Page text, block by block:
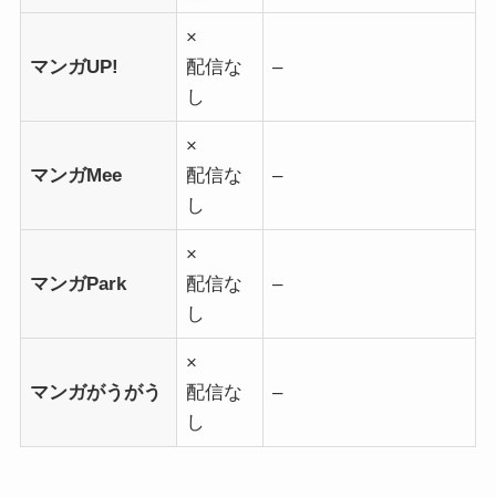
マンガUP!
×
配信な
し
–
マンガMee
×
配信な
し
–
マンガPark
×
配信な
し
–
マンガがうがう
×
配信な
し
–